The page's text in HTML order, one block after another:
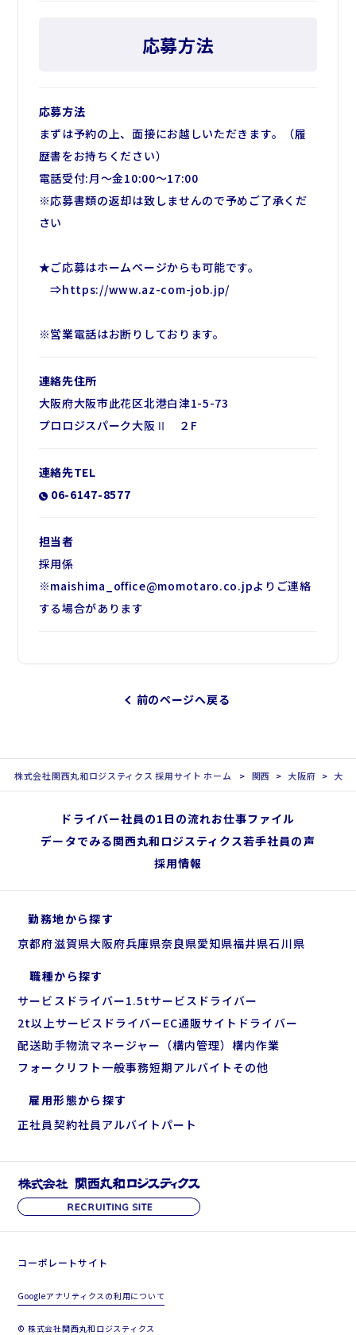
応募方法
応募方法
まずは予約の上、面接にお越しいただきます。（履
歴書をお持ちください）
電話受付:月～金10:00～17:00
※応募書類の返却は致しませんので予めご了承くだ
さい
★ご応募はホームページからも可能です。
⇒https://www.az-com-job.jp/
※営業電話はお断りしております。
連絡先住所
大阪府大阪市此花区北港白津1-5-73
プロロジスパーク大阪Ⅱ ２F
連絡先TEL
06-6147-8577
担当者
採用係
※maishima_office@momotaro.co.jpよりご連絡
する場合があります
前のページへ戻る
株式会社関西丸和ロジスティクス 採用サイト ホーム 関西 大阪府 大阪
ドライバー社員の1日の流れお仕事ファイル
データでみる関西丸和ロジスティクス若手社員の声
採用情報
コーポレートサイト
Googleアナリティクスの利用について
© 株式会社関西丸和ロジスティクス
勤務地から探す
京都府滋賀県大阪府兵庫県奈良県愛知県福井県石川県
職種から探す
サービスドライバー1.5tサービスドライバー
2t以上サービスドライバーEC通販サイトドライバー
配送助手物流マネージャー（構内管理）構内作業
フォークリフト 一般事務短期アルバイト その他
雇用形態から探す
正社員 契約社員 アルバイトパート